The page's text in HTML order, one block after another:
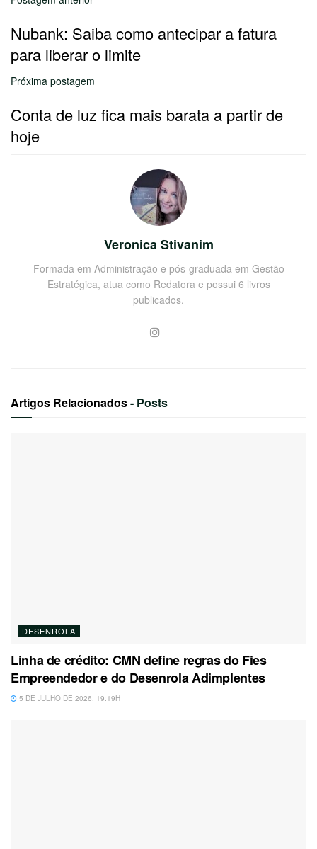
Nubank: Saiba como antecipar a fatura
para liberar o limite
Próxima postagem
Conta de luz fica mais barata a partir de
hoje
Veronica Stivanim
Formada em Administração e pós-graduada em Gestão
Estratégica, atua como Redatora e possui 6 livros
publicados.
Artigos Relacionados- Posts
DESENROLA
Linha de crédito: CMN define regras do Fies
Empreendedor e do Desenrola Adimplentes
5 DE JULHO DE 2026, 19:19H